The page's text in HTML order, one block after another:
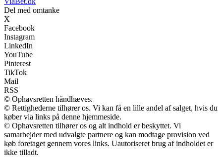
Del med omtanke
X
Facebook
Instagram
LinkedIn
YouTube
Pinterest
TikTok
Mail
RSS
© Ophavsretten håndhæves.
© Rettighederne tilhører os. Vi kan få en lille andel af salget, hvis du
køber via links på denne hjemmeside.
© Ophavsretten tilhører os og alt indhold er beskyttet. Vi
samarbejder med udvalgte partnere og kan modtage provision ved
køb foretaget gennem vores links. Uautoriseret brug af indholdet er
ikke tilladt.